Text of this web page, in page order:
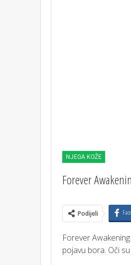
NJEGA KOŽE
Forever
Podijeli
Forever
pojavu bora. Oči